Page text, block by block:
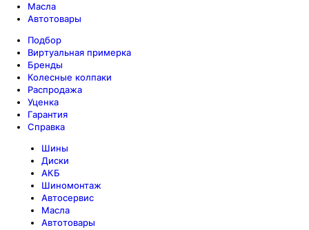
Масла
Автотовары
Подбор
Виртуальная примерка
Бренды
Колесные колпаки
Распродажа
Уценка
Гарантия
Справка
Шины
Диски
АКБ
Шиномонтаж
Автосервис
Масла
Автотовары